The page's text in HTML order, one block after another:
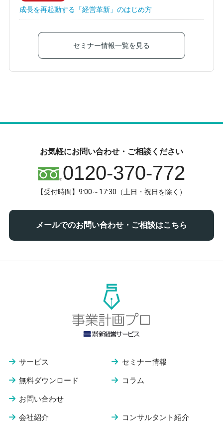
成長を再起動する「経営革新」のはじめ方
セミナー情報一覧を見る
お気軽にお問い合わせ・ご相談ください
0120-370-772
【受付時間】9:00～17:30（土日・祝日を除く）
メールでのお問い合わせ・ご相談はこちら
サービス セミナー情報
無料ダウンロード コラム
お問い合わせ
会社紹介 コンサルタント紹介